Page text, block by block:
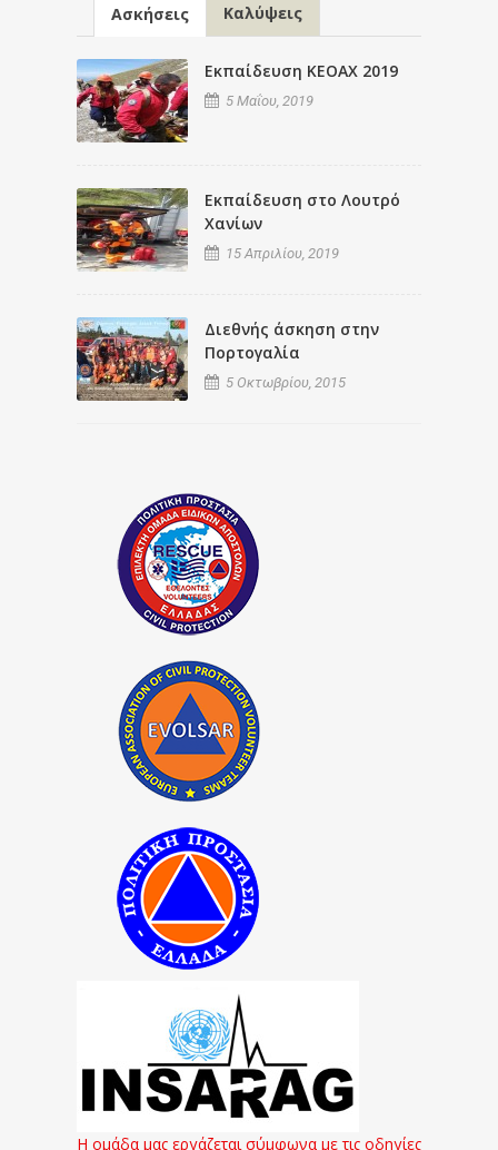
Ασκήσεις Καλύψεις
Εκπαίδευση ΚΕΟΑΧ 2019
5 Μαΐου, 2019
Εκπαίδευση στο Λουτρό
Χανίων
15 Απριλίου, 2019
Διεθνής άσκηση στην
Πορτογαλία
5 Οκτωβρίου, 2015
Η ομάδα μας εργάζεται σύμφωνα με τις οδηγίες